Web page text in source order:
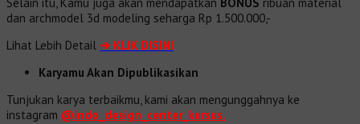
Selain itu, Kamu juga akan mendapatkan BONUS ribuan material
dan archmodel 3d modeling seharga Rp 1.500.000,-
Lihat Lebih Detail ➔ KLIK DISINI
Karyamu Akan Dipublikasikan
Tunjukan karya terbaikmu, kami akan mengunggahnya ke
instagram @indo_design_center_kursus.